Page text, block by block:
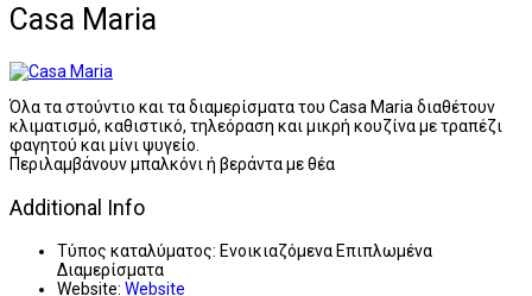
Casa Maria
Όλα τα στούντιο και τα διαμερίσματα του Casa Maria διαθέτουν
κλιματισμό, καθιστικό, τηλεόραση και μικρή κουζίνα με τραπέζι
φαγητού και μίνι ψυγείο.
Περιλαμβάνουν μπαλκόνι ή βεράντα με θέα
Additional Info
Τύπος καταλύματος: Ενοικιαζόμενα Επιπλωμένα
Διαμερίσματα
Website: Website